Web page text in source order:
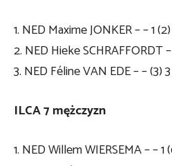
1. NED Maxime JONKER – – 1
2. NED Hieke SCHRAFFORDT
3. NED Féline VAN EDE – – (3)
ILCA 7 mężczyzn
1. NED Willem WIERSEMA – – 1